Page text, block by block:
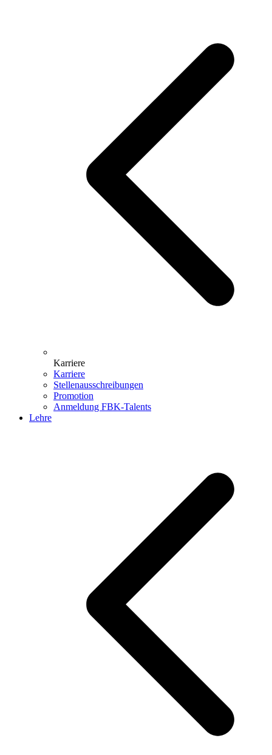
Karriere
Karriere
Stellenausschreibungen
Promotion
Anmeldung FBK-Talents
Lehre